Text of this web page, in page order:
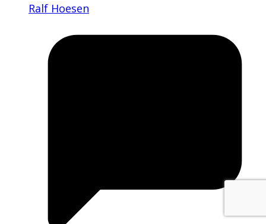
Ralf Hoesen